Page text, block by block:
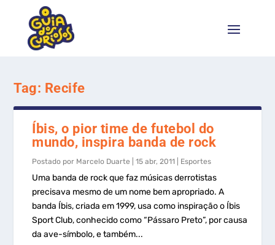
Tag: Recife
Íbis, o pior time de futebol do
mundo, inspira banda de rock
Postado por Marcelo Duarte |15 abr, 2011 Esportes
Uma banda de rock que faz músicas derrotistas
precisava mesmo de um nome bem apropriado. A
banda Íbis, criada em 1999, usa como inspiração o Íbis
Sport Club, conhecido como “Pássaro Preto”, por causa
da ave-símbolo, e também...